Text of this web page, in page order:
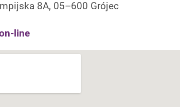
8A, 05–600 Grójec
line